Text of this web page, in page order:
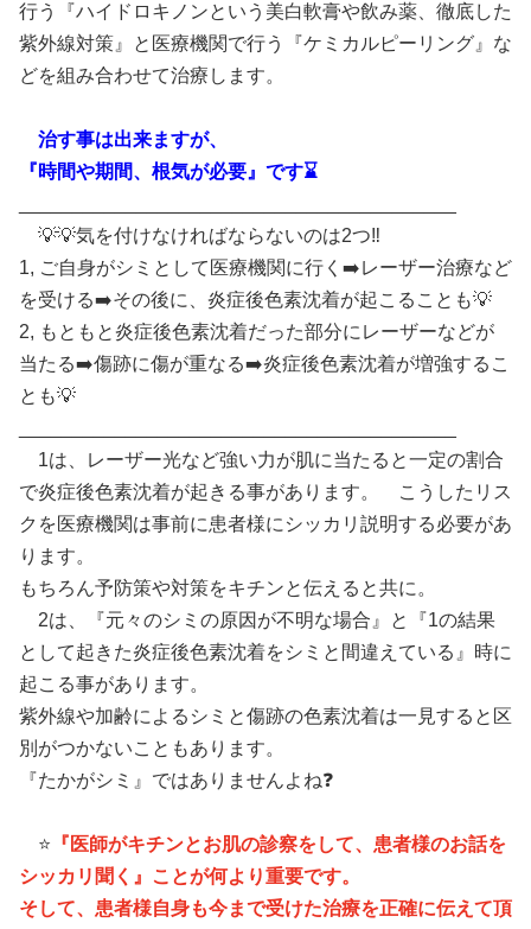
行う『ハイドロキノンという美白軟膏や飲み薬、徹底した
紫外線対策』と医療機関で行う『ケミカルピーリング』な
どを組み合わせて治療します。
治す事は出来ますが、
『時間や期間、根気が必要』です⌛️
💡💡気を付けなければならないのは2つ‼️
1, ご自身がシミとして医療機関に行く➡️レーザー治療など
を受ける➡️その後に、炎症後色素沈着が起こることも💡
2, もともと炎症後色素沈着だった部分にレーザーなどが
当たる➡️傷跡に傷が重なる➡️炎症後色素沈着が増強するこ
とも💡
1は、レーザー光など強い力が肌に当たると一定の割合
で炎症後色素沈着が起きる事があります。 こうしたリス
クを医療機関は事前に患者様にシッカリ説明する必要があ
ります。
もちろん予防策や対策をキチンと伝えると共に。
2は、『元々のシミの原因が不明な場合』と『1の結果
として起きた炎症後色素沈着をシミと間違えている』時に
起こる事があります。
紫外線や加齢によるシミと傷跡の色素沈着は一見すると区
別がつかないこともあります。
『たかがシミ』ではありませんよね❓
⭐️ 『医師がキチンとお肌の診察をして、患者様のお話を
シッカリ聞く』ことが何より重要です。
そして、患者様自身も今まで受けた治療を正確に伝えて頂